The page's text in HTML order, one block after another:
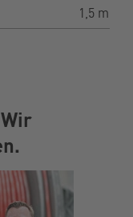
1,5 mm²